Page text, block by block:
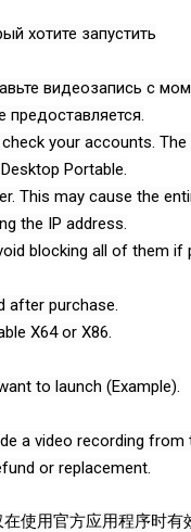
хотите запустить
видеозапись с
предоставляется.
your accounts.
Portable.
This may cause the
the IP address.
blocking all of them if
after purchase.
X64 or X86.
to launch (Example).
a video recording
or replacement.
使用官方应用程序时有
(шт)
Руб.